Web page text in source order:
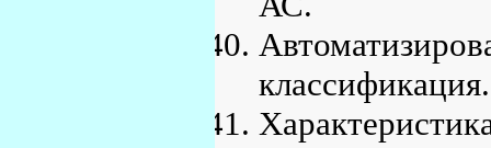
классификация.